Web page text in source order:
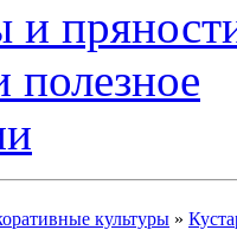
и
полезное
культуры »